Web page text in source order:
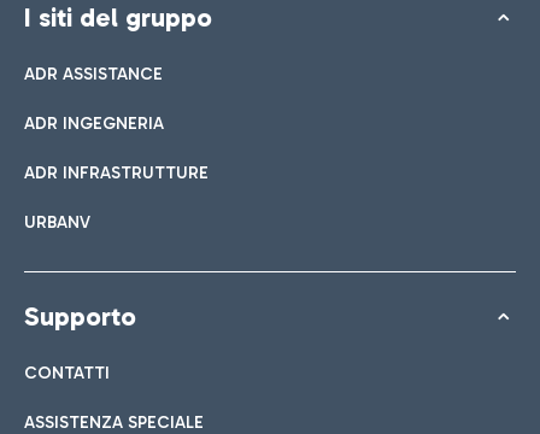
I siti del gruppo
ADR ASSISTANCE
ADR INGEGNERIA
ADR INFRASTRUTTURE
URBANV
Supporto
CONTATTI
ASSISTENZA SPECIALE